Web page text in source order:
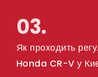
03.
Як проходить
Honda CR-V у